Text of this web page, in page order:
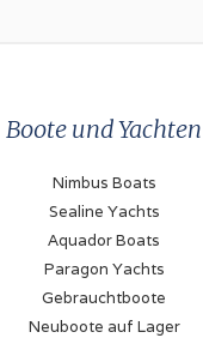
Boote und Yachten
Nimbus Boats
Sealine Yachts
Aquador Boats
Paragon Yachts
Gebrauchtboote
Neuboote auf Lager